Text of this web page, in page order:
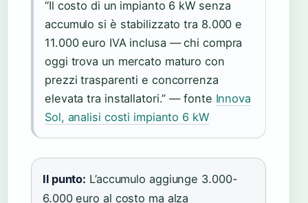
“Il costo di un impianto 6 kW senza
accumulo si è stabilizzato tra 8.000 e
11.000 euro IVA inclusa — chi compra
oggi trova un mercato maturo con
prezzi trasparenti e concorrenza
elevata tra installatori.” — fonte Innova
Sol, analisi costi impianto 6 kW
Il punto: L’accumulo aggiunge 3.000-
6.000 euro al costo ma alza